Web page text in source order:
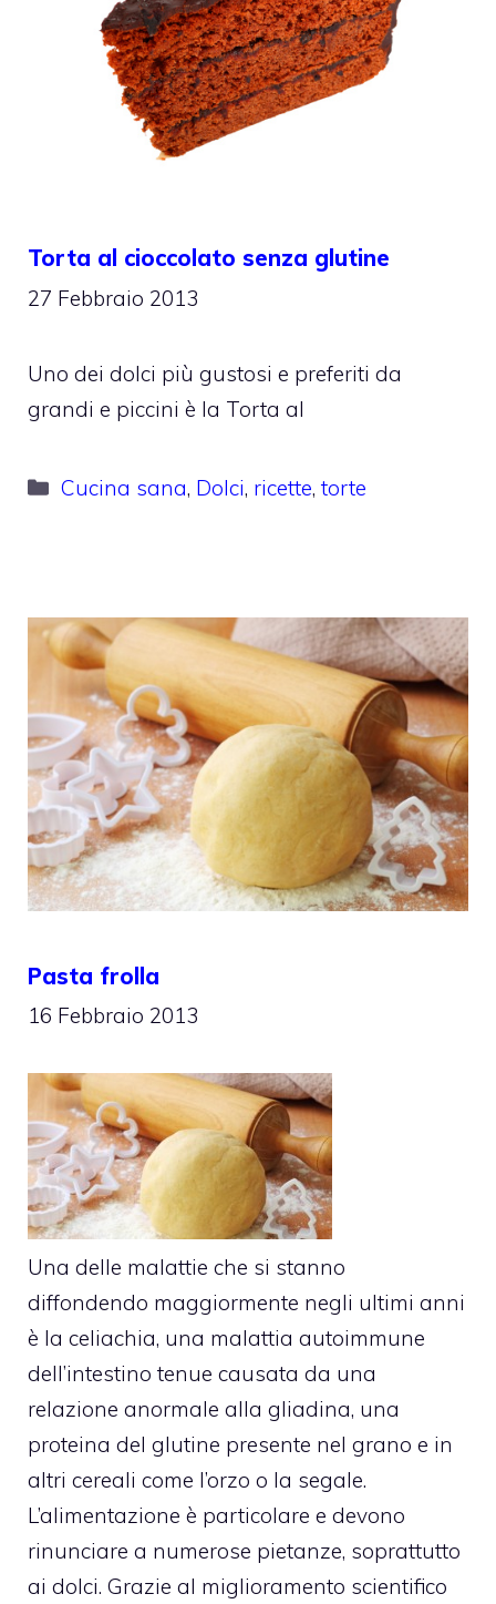
Torta al cioccolato senza glutine
27 Febbraio 2013
Uno dei dolci più gustosi e preferiti da
grandi e piccini è la Torta al
Categorie
Cucina sana, Dolci, ricette,torte
Pasta frolla
16 Febbraio 2013
Una delle malattie che si stanno
diffondendo maggiormente negli ultimi anni
è la celiachia, una malattia autoimmune
dell’intestino tenue causata da una
relazione anormale alla gliadina, una
proteina del glutine presente nel grano e in
altri cereali come l’orzo o la segale.
L’alimentazione è particolare e devono
rinunciare a numerose pietanze, soprattutto
ai dolci. Grazie al miglioramento scientifico